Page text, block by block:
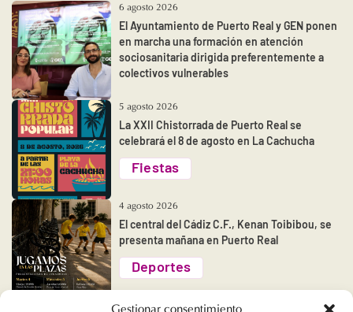
6 agosto 2026
El Ayuntamiento de Puerto Real y GEN ponen
en marcha una formación en atención
sociosanitaria dirigida preferentemente a
colectivos vulnerables
5 agosto 2026
La XXII Chistorrada de Puerto Real se
celebrará el 8 de agosto en La Cachucha
Fiestas
4 agosto 2026
El central del Cádiz C.F., Kenan Toibibou, se
presenta mañana en Puerto Real
Deportes